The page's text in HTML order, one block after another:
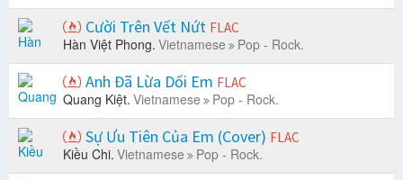
Cười Trên Vết Nứt FLAC
Hàn Việt Phong. Vietnamese Pop - Rock.
Anh Đã Lừa Dối Em FLAC
Quang Kiệt. Vietnamese Pop - Rock.
Sự Ưu Tiên Của Em (Cover) FLAC
Kiều Chi. Vietnamese Pop - Rock.